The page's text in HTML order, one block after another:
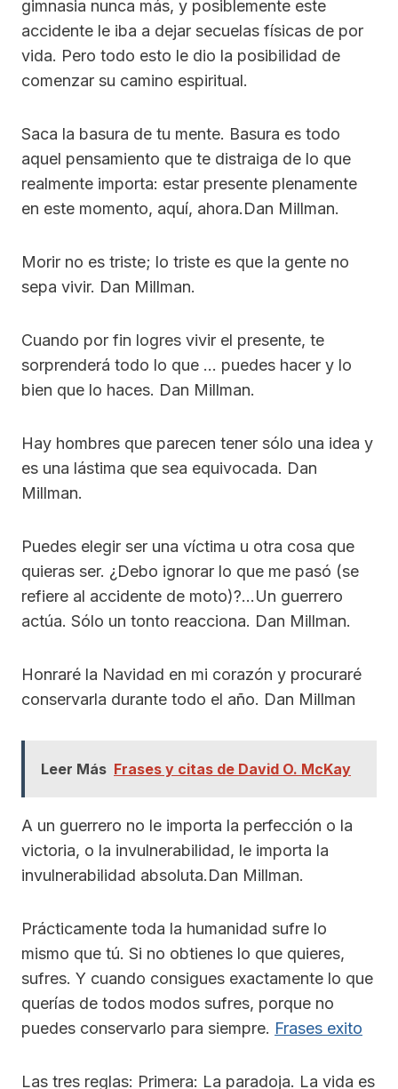
gimnasia nunca más, y posiblemente este
accidente le iba a dejar secuelas físicas de por
vida. Pero todo esto le dio la posibilidad de
comenzar su camino espiritual.
Saca la basura de tu mente. Basura es todo
aquel pensamiento que te distraiga de lo que
realmente importa: estar presente plenamente
en este momento, aquí, ahora.Dan Millman.
Morir no es triste; lo triste es que la gente no
sepa vivir. Dan Millman.
Cuando por fin logres vivir el presente, te
sorprenderá todo lo que … puedes hacer y lo
bien que lo haces. Dan Millman.
Hay hombres que parecen tener sólo una idea y
es una lástima que sea equivocada. Dan
Millman.
Puedes elegir ser una víctima u otra cosa que
quieras ser. ¿Debo ignorar lo que me pasó (se
refiere al accidente de moto)?…Un guerrero
actúa. Sólo un tonto reacciona. Dan Millman.
Honraré la Navidad en mi corazón y procuraré
conservarla durante todo el año. Dan Millman
Leer Más Frases y citas de David O. McKay
A un guerrero no le importa la perfección o la
victoria, o la invulnerabilidad, le importa la
invulnerabilidad absoluta.Dan Millman.
Prácticamente toda la humanidad sufre lo
mismo que tú. Si no obtienes lo que quieres,
sufres. Y cuando consigues exactamente lo que
querías de todos modos sufres, porque no
puedes conservarlo para siempre. Frases exito
Las tres reglas: Primera: La paradoja. La vida es